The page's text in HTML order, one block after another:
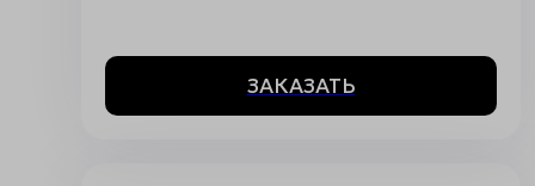
ЗАКАЗАТЬ